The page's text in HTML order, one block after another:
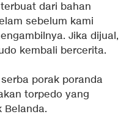
dari bahan
sebelum kami
Jika dijual,
kembali bercerita.
porak poranda
torpedo yang
Belanda.